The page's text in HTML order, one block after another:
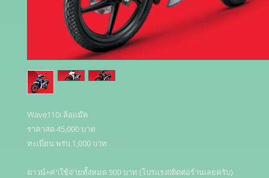
Wave110i ล้อแม๊ค
ราคาสด 45,000 บาท
ทะเบียน พรบ 1,000 บาท
ดาวน์+ค่าใช้จ่ายทั้งหมด 900 บาท (โปรแรง!!ติดต่อร้านเลยครับ)